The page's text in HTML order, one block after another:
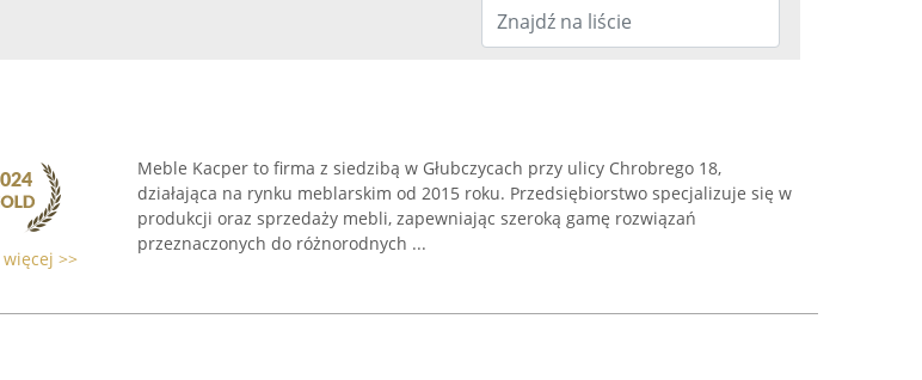
więcej >>
Meble Kacper to firma z siedzibą w Głubczycach przy ulicy Chrobrego 18,
działająca na rynku meblarskim od 2015 roku. Przedsiębiorstwo specjalizuje się w
produkcji oraz sprzedaży mebli, zapewniając szeroką gamę rozwiązań
przeznaczonych do różnorodnych ...